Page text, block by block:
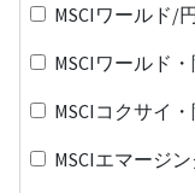
MSCIワールド/
MSCIワールド
MSCIコクサイ
MSCIエマージ